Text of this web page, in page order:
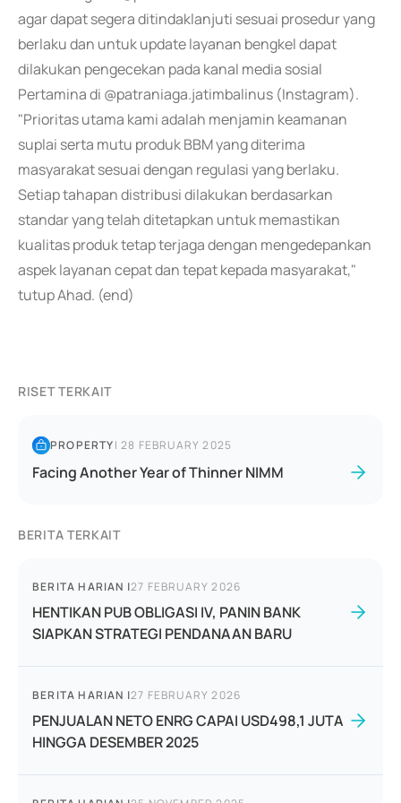
agar dapat segera ditindaklanjuti sesuai prosedur yang
berlaku dan untuk update layanan bengkel dapat
dilakukan pengecekan pada kanal media sosial
Pertamina di @patraniaga.jatimbalinus (Instagram).
"Prioritas utama kami adalah menjamin keamanan
suplai serta mutu produk BBM yang diterima
masyarakat sesuai dengan regulasi yang berlaku.
Setiap tahapan distribusi dilakukan berdasarkan
standar yang telah ditetapkan untuk memastikan
kualitas produk tetap terjaga dengan mengedepankan
aspek layanan cepat dan tepat kepada masyarakat,"
tutup Ahad. (end)
RISET TERKAIT
PROPERTY|28 FEBRUARY 2025
Facing Another Year of Thinner NIMM
BERITA TERKAIT
BERITA HARIAN |27 FEBRUARY 2026
HENTIKAN PUB OBLIGASI IV, PANIN BANK
SIAPKAN STRATEGI PENDANAAN BARU
BERITA HARIAN |27 FEBRUARY 2026
PENJUALAN NETO ENRG CAPAI USD498,1 JUTA
HINGGA DESEMBER 2025